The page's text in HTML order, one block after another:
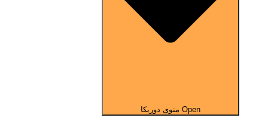
Open منوی دوریکا